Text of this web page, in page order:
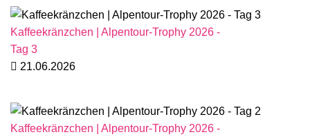
Kaffeekränzchen | Alpentour-Trophy 2026 -
Tag 3
21.06.2026
Kaffeekränzchen | Alpentour-Trophy 2026 -